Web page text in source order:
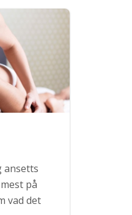
ansetts
på
vad det